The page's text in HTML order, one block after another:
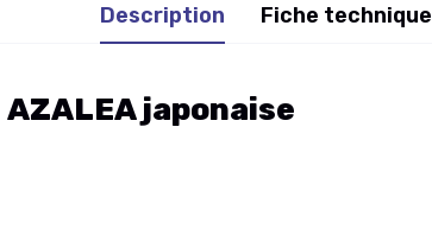
Description Fiche technique
AZALEA japonaise